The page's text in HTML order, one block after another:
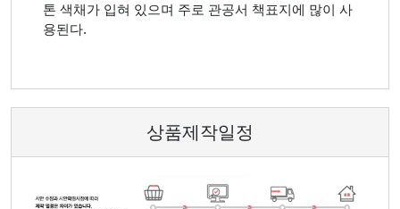
톤 색채가 입혀 있으며 주로 관공서 책표지에 많이 사
용된다.
상품제작일정